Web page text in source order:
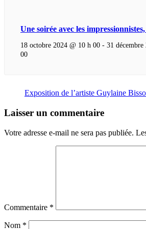
Une soirée avec les
18 octobre 2024 @ 10 h 00 - 31
00
Exposition de l’artiste Guylaine
Laisser un commentaire
Votre adresse e-mail ne sera pas publiée.
Commentaire *
Nom *